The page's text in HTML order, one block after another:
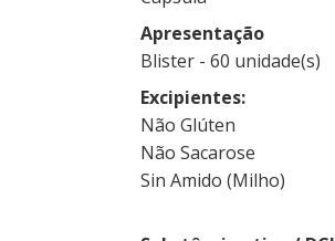
Apresentação
Blister - 60 unidade(s)
Excipientes
Não Glúten
Não Sacarose
Sin Amido (Milho)